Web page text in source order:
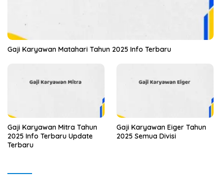
Gaji Karyawan Matahari Tahun 2025 Info Terbaru
Gaji Karyawan Mitra Tahun
2025 Info Terbaru Update
Terbaru
Gaji Karyawan Eiger Tahun
2025 Semua Divisi